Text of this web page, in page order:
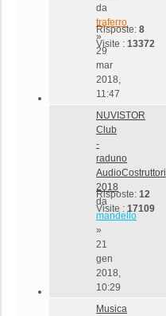
da
traferro
»
29
mar
2018,
11:47
Risposte: 8
Visite : 13372
NUVISTOR
Club
-
raduno
AudioCostruttori
2018
da
mandello
»
21
gen
2018,
10:29
Risposte: 12
Visite : 17109
Musica